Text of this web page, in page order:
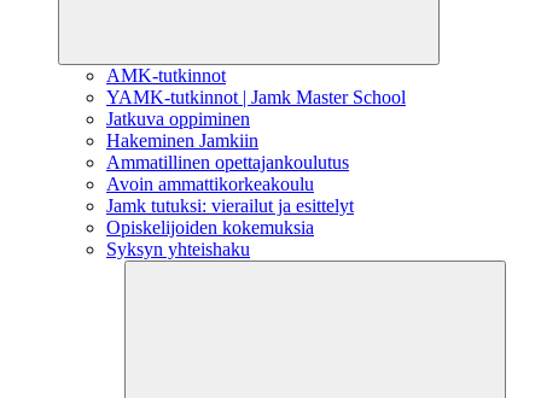
AMK-tutkinnot
YAMK-tutkinnot | Jamk Master School
Jatkuva oppiminen
Hakeminen Jamkiin
Ammatillinen opettajankoulutus
Avoin ammattikorkeakoulu
Jamk tutuksi: vierailut ja esittelyt
Opiskelijoiden kokemuksia
Syksyn yhteishaku